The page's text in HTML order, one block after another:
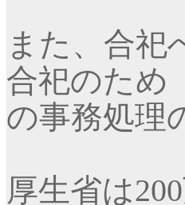
また、合祀
合祀のため
の事務処理
厚生省は200